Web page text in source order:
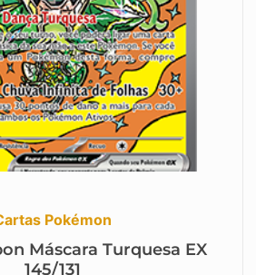
Pokémon
Máscara Turquesa EX
145/131